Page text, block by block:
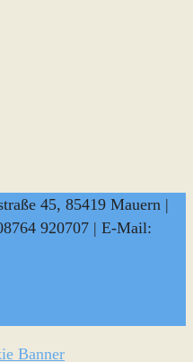
45, 85419 Mauern |
920707 | E-Mail:
Banner